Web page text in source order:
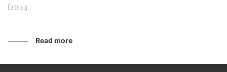
Ertrag...
Read more